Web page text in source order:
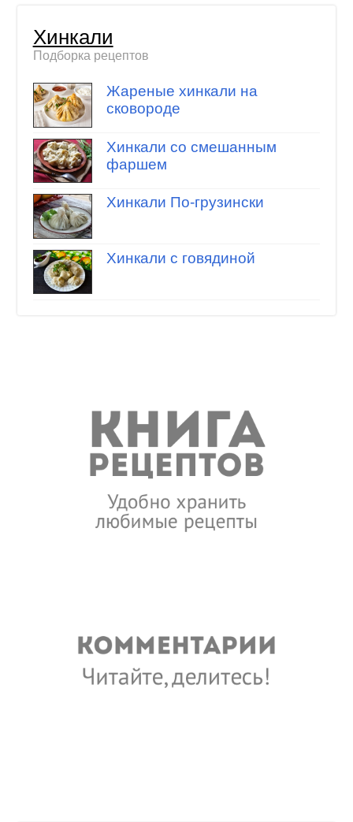
Хинкали
Подборка рецептов
Жареные хинкали на
сковороде
Хинкали со смешанным
фаршем
Хинкали По-грузински
Хинкали с говядиной